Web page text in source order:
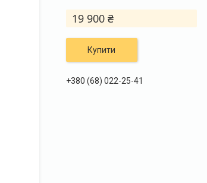
19 900 ₴
Купити
+380 (68) 022-25-41